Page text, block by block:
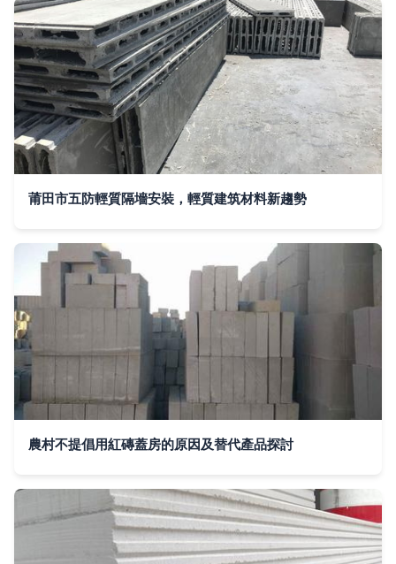
莆田市五防輕質隔墻安裝，輕質建筑材料新趨勢
農村不提倡用紅磚蓋房的原因及替代產品探討